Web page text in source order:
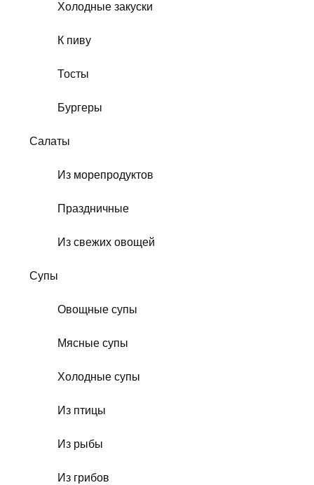
Холодные закуски
К пиву
Тосты
Бургеры
Салаты
Из морепродуктов
Праздничные
Из свежих овощей
Супы
Овощные супы
Мясные супы
Холодные супы
Из птицы
Из рыбы
Из грибов